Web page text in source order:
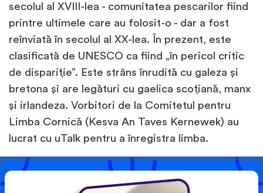
secolul al XVIII-lea - comunitatea pescarilor fiind
printre ultimele care au folosit-o - dar a fost
reînviată în secolul al XX-lea. În prezent, este
clasificată de UNESCO ca fiind „în pericol critic
de dispariție”. Este strâns înrudită cu galeza și
bretona și are legături cu gaelica scoțiană, manx
și irlandeza. Vorbitori de la Comitetul pentru
Limba Cornică (Kesva An Taves Kernewek) au
lucrat cu uTalk pentru a înregistra limba.